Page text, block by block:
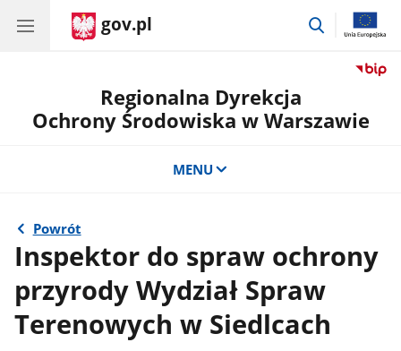
gov.pl
przejdź
Regionalna Dyrekcja
Ochrony Środowiska w Warszawie
MENU
Powrót
Inspektor do spraw ochrony
przyrody Wydział Spraw
Terenowych w Siedlcach